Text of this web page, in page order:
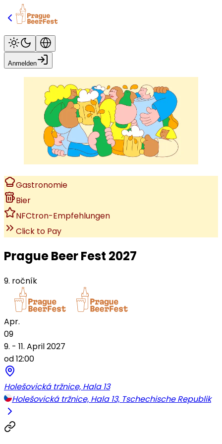
Anmelden
Gastronomie
Bier
NFCtron-Empfehlungen
Click to Pay
Prague Beer Fest 2027
9. ročník
Apr.
09
9. - 11. April 2027
od 12:00
Holešovická tržnice, Hala 13
Holešovická tržnice, Hala 13, Tschechische Republik